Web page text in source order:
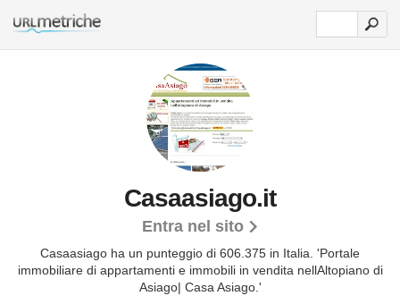
Casaasiago.it
Entra nel sito
Casaasiago ha un punteggio di 606.375 in Italia. 'Portale
immobiliare di appartamenti e immobili in vendita nellAltopiano di
Asiago| Casa Asiago.'